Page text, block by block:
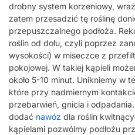
drobny system korzeniowy,
zatem przesadzić tę roślinę
przepuszczalnego podłoża.
roślin od dołu, czyli poprzez
wysokości) w miseczce z
pokojowej. W takiej kąpieli
około 5-10 minut. Unikniemy w
które przy nadmiernym
przebarwień, gnicia i
dodać nawóz dla roślin
kąpielami pozwólmy podłożu